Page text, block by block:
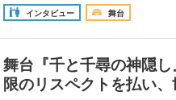
インタビュー 舞台
舞台『千と千尋の神隠
限のリスペクトを払い